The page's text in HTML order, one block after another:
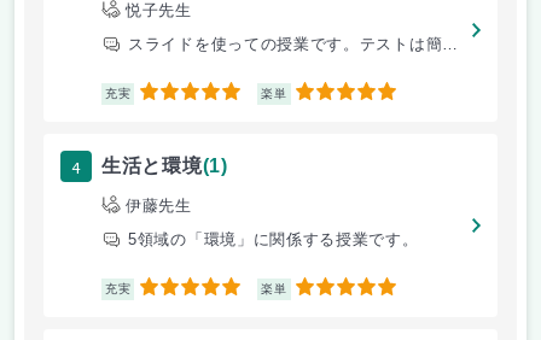
悦子先生
スライドを使っての授業です。テストは簡単なマルバツ問題です。
充実 5 楽単 5
4 生活と環境(1)
伊藤先生
5領域の「環境」に関係する授業です。
充実 5 楽単 5